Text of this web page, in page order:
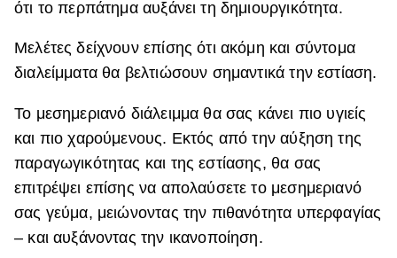
ότι το περπάτημα αυξάνει τη δημιουργικότητα.
Μελέτες δείχνουν επίσης ότι ακόμη και σύντομα
διαλείμματα θα βελτιώσουν σημαντικά την εστίαση.
Το μεσημεριανό διάλειμμα θα σας κάνει πιο υγιείς
και πιο χαρούμενους. Εκτός από την αύξηση της
παραγωγικότητας και της εστίασης, θα σας
επιτρέψει επίσης να απολαύσετε το μεσημεριανό
σας γεύμα, μειώνοντας την πιθανότητα υπερφαγίας
– και αυξάνοντας την ικανοποίηση.